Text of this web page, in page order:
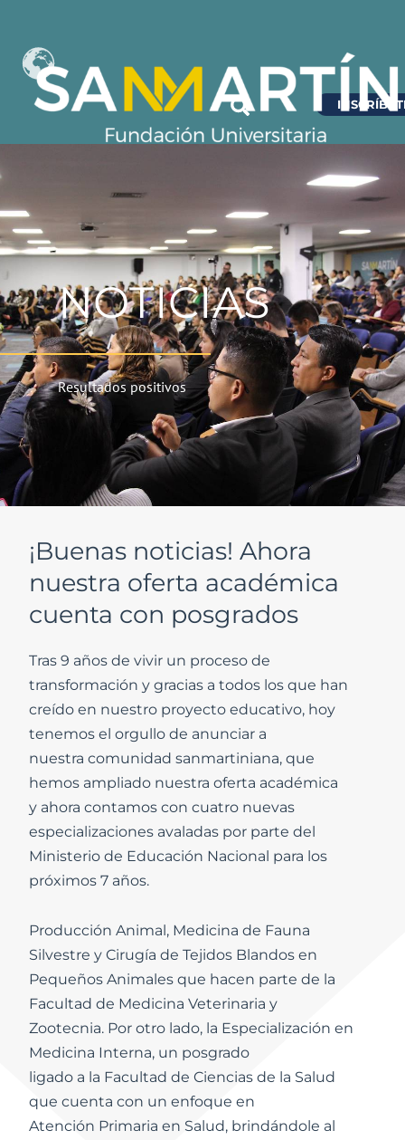
NOTICIAS
Resultados positivos
¡Buenas noticias! Ahora
nuestra oferta académica
cuenta con posgrados
Tras 9 años de vivir un proceso de
transformación y gracias a todos los que han
creído en nuestro proyecto educativo, hoy
tenemos el orgullo de anunciar a
nuestra comunidad sanmartiniana, que
hemos ampliado nuestra oferta académica
y ahora contamos con cuatro nuevas
especializaciones avaladas por parte del
Ministerio de Educación Nacional para los
próximos 7 años.
Producción Animal, Medicina de Fauna
Silvestre y Cirugía de Tejidos Blandos en
Pequeños Animales que hacen parte de la
Facultad de Medicina Veterinaria y
Zootecnia. Por otro lado, la Especialización en
Medicina Interna, un posgrado
ligado a la Facultad de Ciencias de la Salud
que cuenta con un enfoque en
Atención Primaria en Salud, brindándole al